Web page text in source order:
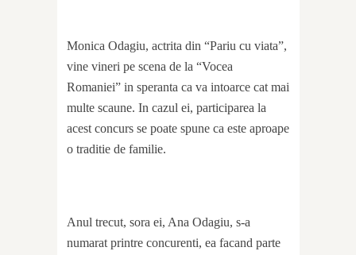
Monica Odagiu, actrita din “Pariu cu viata”,
vine vineri pe scena de la “Vocea
Romaniei” in speranta ca va intoarce cat mai
multe scaune. In cazul ei, participarea la
acest concurs se poate spune ca este aproape
o traditie de familie.
Anul trecut, sora ei, Ana Odagiu, s-a
numarat printre concurenti, ea facand parte